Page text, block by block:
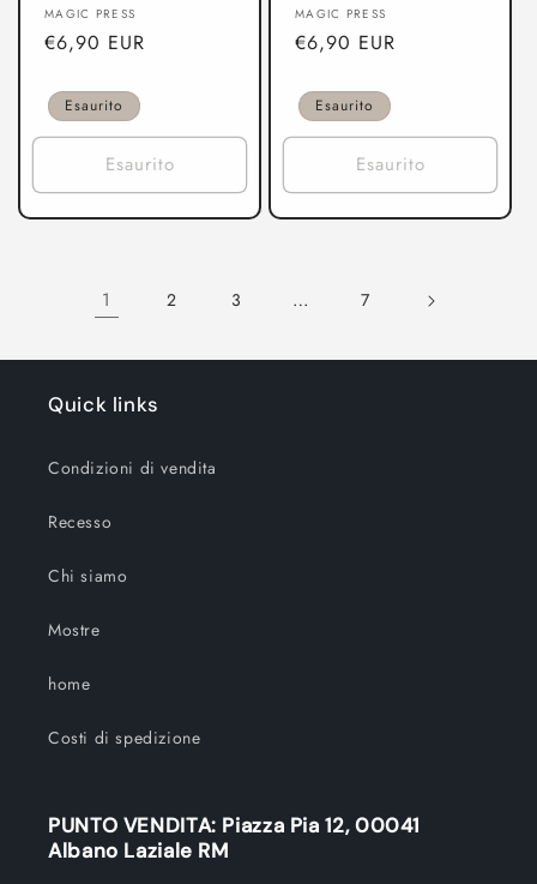
Produttore:
MAGIC PRESS
Prezzo
listino
€6,90 EUR
Esaurito
Esaurito
Produttore:
MAGIC PRESS
Prezzo
listino
€6,90 EUR
Esaurito
Esaurito
1 2 3 … 7
Quick links
Condizioni di vendita
Recesso
Chi siamo
Mostre
home
Costi di spedizione
PUNTO VENDITA: Piazza Pia 12, 00041
Albano Laziale RM